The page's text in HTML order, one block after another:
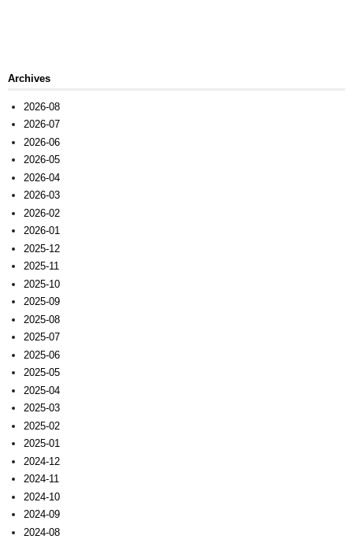
Archives
2026-08
2026-07
2026-06
2026-05
2026-04
2026-03
2026-02
2026-01
2025-12
2025-11
2025-10
2025-09
2025-08
2025-07
2025-06
2025-05
2025-04
2025-03
2025-02
2025-01
2024-12
2024-11
2024-10
2024-09
2024-08